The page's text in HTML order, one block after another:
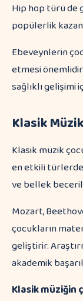
Hip hop türü de
popülerlik
Ebeveynlerin
etmesi önemlidir.
sağlıklı gelişimi
Klasik
Klasik müzik
en etkili
ve bellek
Mozart,
çocukların
geliştirir.
akademik
Klasik müziğin